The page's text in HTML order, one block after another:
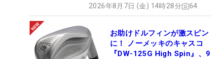
2026年8月7日 (金) 14時28分 64
お助けドルフィンが激スピン
に！ ノーメッキのキャスコ
『DW-125G High Spin』、9